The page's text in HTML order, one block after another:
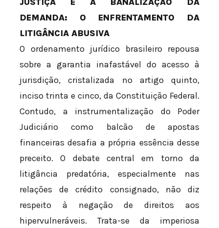
DEMANDA: O ENFRENTAMENTO DA
LITIGÂNCIA ABUSIVA
O ordenamento jurídico brasileiro repousa
sobre a garantia inafastável do acesso à
jurisdição, cristalizada no artigo quinto,
inciso trinta e cinco, da Constituição Federal.
Contudo, a instrumentalização do Poder
Judiciário como balcão de apostas
financeiras desafia a própria essência desse
preceito. O debate central em torno da
litigância predatória, especialmente nas
relações de crédito consignado, não diz
respeito à negação de direitos aos
hipervulneráveis. Trata-se da imperiosa